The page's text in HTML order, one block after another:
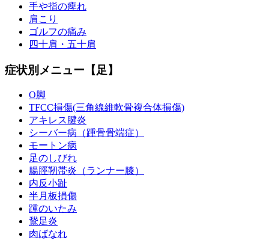
手や指の痺れ
肩こり
ゴルフの痛み
四十肩・五十肩
症状別メニュー【足】
O脚
TFCC損傷(三角線維軟骨複合体損傷)
アキレス腱炎
シーバー病（踵骨骨端症）
モートン病
足のしびれ
腸脛靭帯炎（ランナー膝）
内反小趾
半月板損傷
踵のいたみ
鵞足炎
肉ばなれ